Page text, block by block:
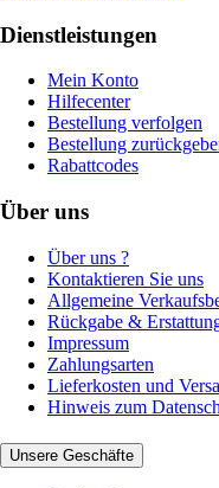
Dienstleistungen
Mein Konto
Hilfecenter
Bestellung verfolgen
Bestellung
Rabattcodes
Über uns
Über uns ?
Kontaktieren Sie uns
Allgemeine
Rückgabe &
Impressum
Zahlungsarten
Lieferkosten und
Hinweis zum
Unsere Geschäfte